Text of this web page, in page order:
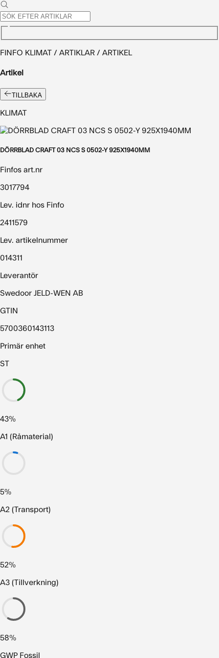
FINFO KLIMAT / ARTIKLAR / ARTIKEL
Artikel
TILLBAKA
KLIMAT
DÖRRBLAD CRAFT 03 NCS S 0502-Y 925X1940MM
Finfos art.nr
3017794
Lev. idnr hos Finfo
2411579
Lev. artikelnummer
014311
Leverantör
Swedoor JELD-WEN AB
GTIN
5700360143113
Primär enhet
ST
43%
A1 (Råmaterial)
5%
A2 (Transport)
52%
A3 (Tillverkning)
58%
GWP Fossil